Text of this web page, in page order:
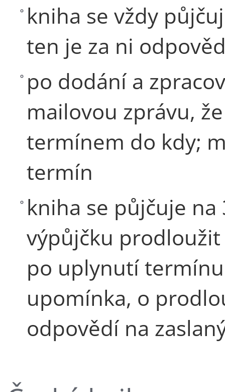
kniha se vždy
ten je za ni
po dodání a
mailovou zprávu,
termínem do kdy;
termín
kniha se půjčuje
výpůjčku
po uplynutí
upomínka, o
odpovědí na